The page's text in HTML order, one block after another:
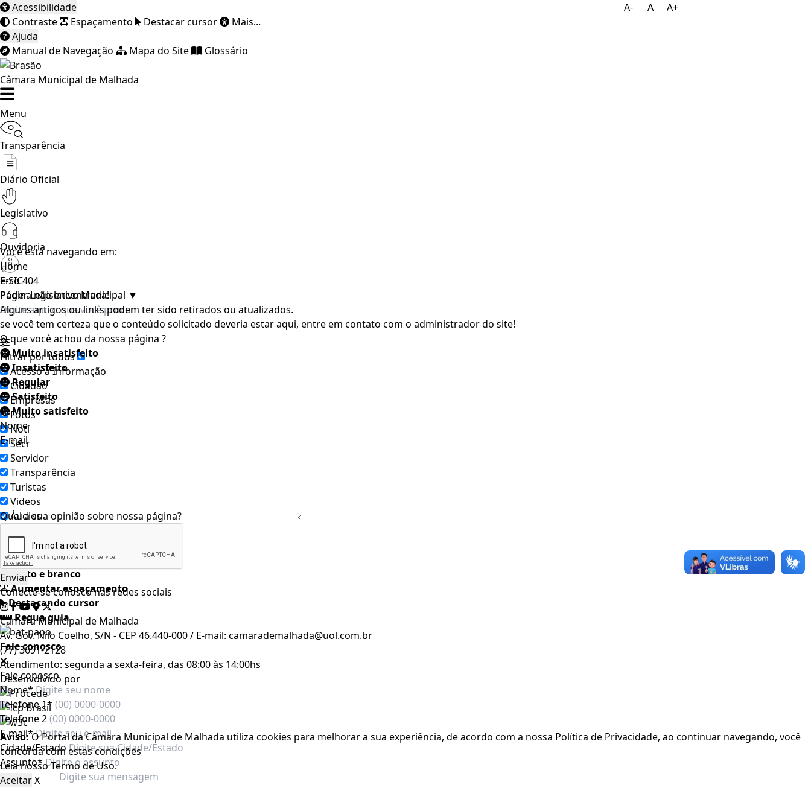
A- A A+
Acessibilidade
Contraste
Espaçamento Destacar cursor
Mais...
Ajuda
Manual de Navegação
Mapa do Site Glossário
Câmara Municipal de Malhada
Menu
Transparência
Diário Oficial
Legislativo
Ouvidoria
e-SIC
Poder Legislativo Municipal ▼
Filtrar por todos
Acesso à Informação
Cidadão
Empresas
Fotos
Notícias
Secretarias
Servidor
Transparência
Turistas
Videos
Áudios
Auto contraste
Realçar links
Preto e branco
Aumentar espaçamento
Destacando cursor
Regua guia
Fale conosco
Fale conosco
Nome*
Telefone 1*
Telefone 2
E-mail*
Cidade/Estado
Assunto*
Você está navegando em:
Home
Erro 404
Página não encontrada!
Alguns artigos ou links podem ter sido retirados ou atualizados.
se você tem certeza que o conteúdo solicitado deveria estar aqui, entre em contato com o administrador do site!
O que você achou da nossa página ?
Muito insatisfeito
Insatisfeito
Regular
Satisfeito
Muito satisfeito
Nome
E-mail
Qual a sua opinião sobre nossa página?
Conecte-se conosco nas redes sociais
Câmara Municipal de Malhada
Av. Gov. Nilo Coelho, S/N - CEP 46.440-000 / E-mail: camarademalhada@uol.com.br
(77) 3691-2128
Atendimento: segunda a sexta-feira, das 08:00 às 14:00hs
Desenvolvido por
Aviso:O Portal da Câmara Municipal de Malhada utiliza cookies para melhorar a sua experiência, de acordo com a nossa Política de Privacidade, ao continuar navegando, você
concorda com estas condições
Leia nossoTermo de Uso.
AceitarX